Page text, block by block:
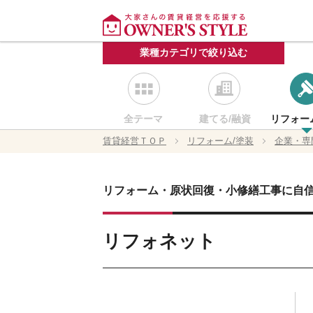
業種カテゴリで絞り込む
全テーマ 建てる/融資 リフォー
賃貸経営ＴＯＰ リフォーム/塗装 企業・
リフォーム・原状回復・小修繕工事に自
リフォネット